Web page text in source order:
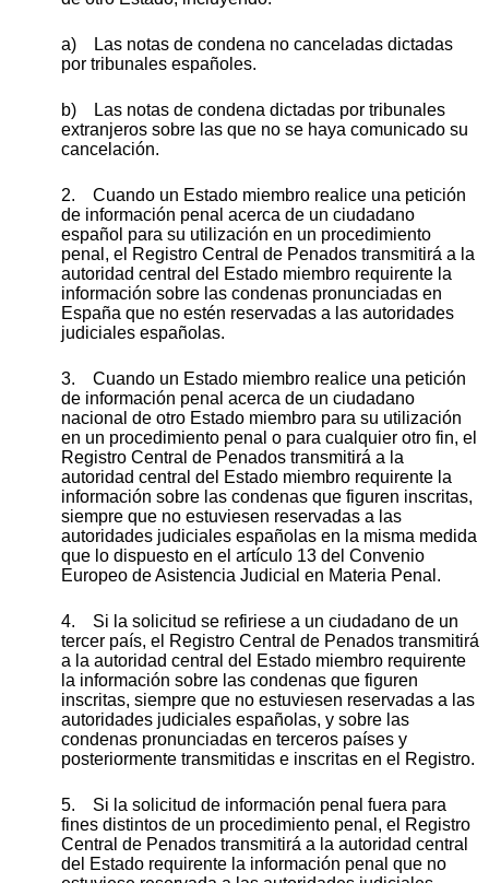
a) Las notas de condena no canceladas dictadas
por tribunales españoles.
b) Las notas de condena dictadas por tribunales
extranjeros sobre las que no se haya comunicado su
cancelación.
2. Cuando un Estado miembro realice una petición
de información penal acerca de un ciudadano
español para su utilización en un procedimiento
penal, el Registro Central de Penados transmitirá a la
autoridad central del Estado miembro requirente la
información sobre las condenas pronunciadas en
España que no estén reservadas a las autoridades
judiciales españolas.
3. Cuando un Estado miembro realice una petición
de información penal acerca de un ciudadano
nacional de otro Estado miembro para su utilización
en un procedimiento penal o para cualquier otro fin, el
Registro Central de Penados transmitirá a la
autoridad central del Estado miembro requirente la
información sobre las condenas que figuren inscritas,
siempre que no estuviesen reservadas a las
autoridades judiciales españolas en la misma medida
que lo dispuesto en el artículo 13 del Convenio
Europeo de Asistencia Judicial en Materia Penal.
4. Si la solicitud se refiriese a un ciudadano de un
tercer país, el Registro Central de Penados transmitirá
a la autoridad central del Estado miembro requirente
la información sobre las condenas que figuren
inscritas, siempre que no estuviesen reservadas a las
autoridades judiciales españolas, y sobre las
condenas pronunciadas en terceros países y
posteriormente transmitidas e inscritas en el Registro.
5. Si la solicitud de información penal fuera para
fines distintos de un procedimiento penal, el Registro
Central de Penados transmitirá a la autoridad central
del Estado requirente la información penal que no